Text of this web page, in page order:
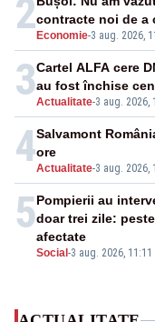
2 Economie-3 aug. 2026,
contracte noi de a
3Actualitate-3 aug. 2026,
Cartel ALFA cere
au fost închise
4Actualitate-3 aug. 2026,
Salvamont
ore
5
Social -3 aug. 2026, 11:11
Pompierii au
doar trei zile:
afectate